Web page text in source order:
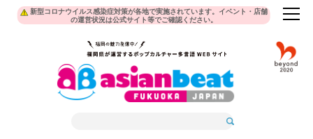
新型コロナウイルス感染症対策が各地で実施されています。イベント・店舗
の運営状況は公式サイト等でご確認ください。